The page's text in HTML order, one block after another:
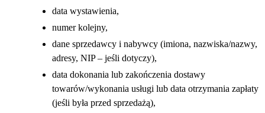
data wystawienia,
numer kolejny,
dane sprzedawcy i nabywcy (imiona, nazwiska/nazwy,
adresy, NIP – jeśli dotyczy),
data dokonania lub zakończenia dostawy
towarów/wykonania usługi lub data otrzymania zapłaty
(jeśli była przed sprzedażą),